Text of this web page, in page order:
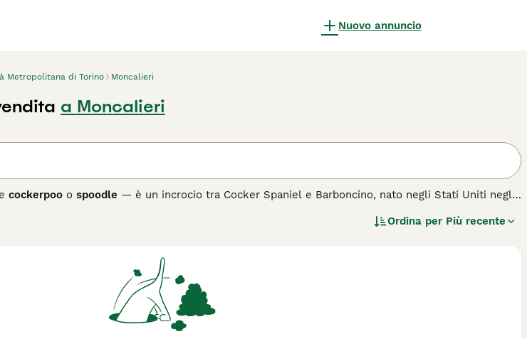
Nuovo annuncio
Metropolitana di Torino Moncalieri
a Moncalieri
cockerpoo o spoodle — è un incrocio tra Cocker Spaniel e Barboncino, nato negli Stati Uniti negli
e facile da addestrare.
(con una percentuale più alta di Barboncino) tendono ad avere mantelli più ricci e
— ottenute dall’incrocio tra due Cockapoo, offrono spesso un aspetto più
3 e 9 kg, il Cockapoo può avere un mantello mosso o riccio in vari colori, dal marrone al crema
Ordina per Più recente